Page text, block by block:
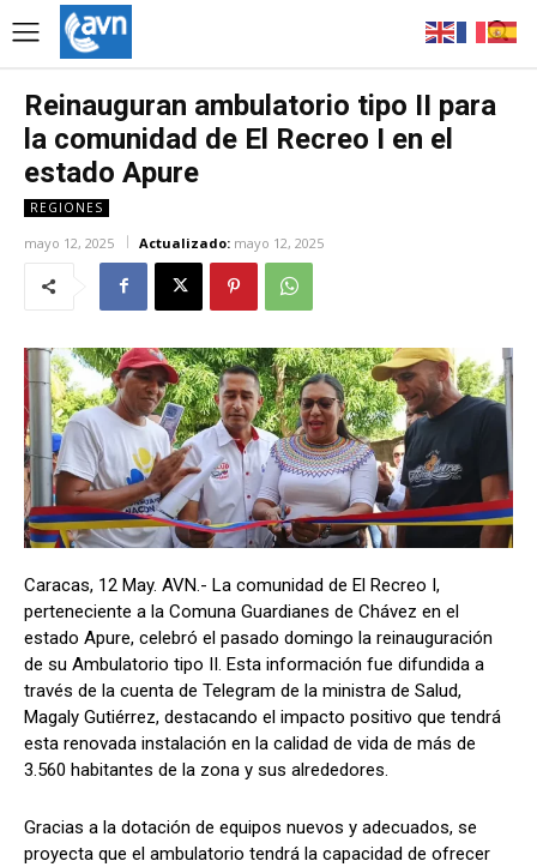
Reinauguran ambulatorio tipo II para
la comunidad de El Recreo I en el
estado Apure
REGIONES
mayo 12, 2025 Actualizado: mayo 12, 2025
Caracas, 12 May. AVN.- La comunidad de El Recreo I,
perteneciente a la Comuna Guardianes de Chávez en el
estado Apure, celebró el pasado domingo la reinauguración
de su Ambulatorio tipo II. Esta información fue difundida a
través de la cuenta de Telegram de la ministra de Salud,
Magaly Gutiérrez, destacando el impacto positivo que tendrá
esta renovada instalación en la calidad de vida de más de
3.560 habitantes de la zona y sus alrededores.
Gracias a la dotación de equipos nuevos y adecuados, se
proyecta que el ambulatorio tendrá la capacidad de ofrecer